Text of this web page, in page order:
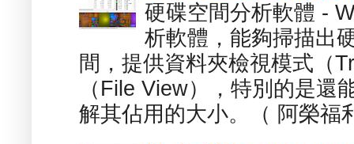
硬碟空間分析軟體 -
析軟體，能夠掃描出
間，提供資料夾檢視模式（
（File View），特別的是還
解其佔用的大小。（ 阿榮福